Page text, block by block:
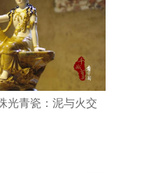
光青瓷：泥与火交